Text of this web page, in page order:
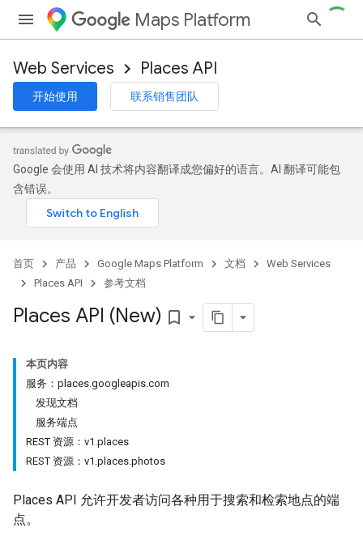
Maps Platform
Web Services Places API
开始使用 联系销售团队
Google 会使用 AI 技术将内容翻译成您偏好的语言。AI 翻译可能包
含错误。
首页 产品 Google Maps Platform 文档
Web Services
Places API
参考文档
Places API (New) bookmark_border
本页内容
服务：places.googleapis.com
发现文档
服务端点
REST 资源：v1.places
REST 资源：v1.places.photos
Places API 允许开发者访问各种用于搜索和检索地点的端
点。